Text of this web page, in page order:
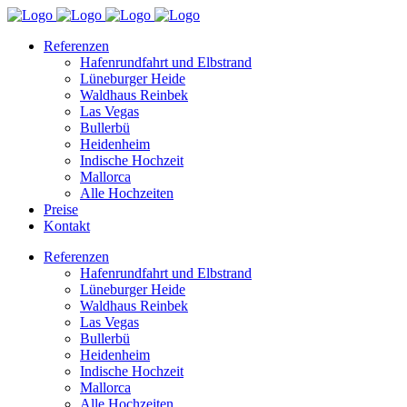
Referenzen
Hafenrundfahrt und Elbstrand
Lüneburger Heide
Waldhaus Reinbek
Las Vegas
Bullerbü
Heidenheim
Indische Hochzeit
Mallorca
Alle Hochzeiten
Preise
Kontakt
Referenzen
Hafenrundfahrt und Elbstrand
Lüneburger Heide
Waldhaus Reinbek
Las Vegas
Bullerbü
Heidenheim
Indische Hochzeit
Mallorca
Alle Hochzeiten